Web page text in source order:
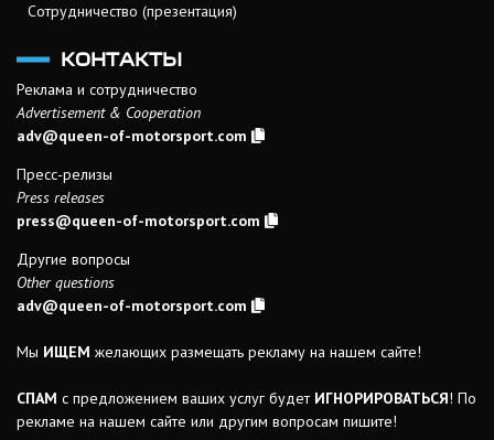
Сотрудничество (презентация)
КОНТАКТЫ
Реклама и сотрудничество
Advertisement & Cooperation
adv@queen-of-motorsport.com
Пресс-релизы
Press releases
press@queen-of-motorsport.com
Другие вопросы
Other questions
adv@queen-of-motorsport.com
Мы ИЩЕМ желающих размещать рекламу на нашем сайте!
СПАМ с предложением ваших услуг будет ИГНОРИРОВАТЬСЯ! По
рекламе на нашем сайте или другим вопросам пишите!